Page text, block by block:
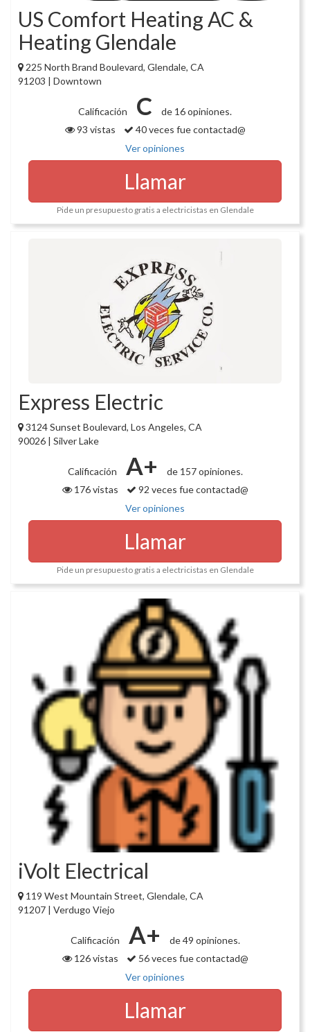
US Comfort Heating AC &
Heating Glendale
225 North Brand Boulevard, Glendale, CA
91203 | Downtown
Calificación C
de 16 opiniones.
93 vistas
40 veces fue contactad@
Ver opiniones
Llamar
Pide un presupuesto gratis a electricistas en Glendale
Express Electric
3124 Sunset Boulevard, Los Angeles, CA
90026 | Silver Lake
Calificación A+
de 157 opiniones.
176 vistas
92 veces fue contactad@
Ver opiniones
Llamar
Pide un presupuesto gratis a electricistas en Glendale
iVolt Electrical
119 West Mountain Street, Glendale, CA
91207 | Verdugo Viejo
Calificación A+
de 49 opiniones.
126 vistas
56 veces fue contactad@
Ver opiniones
Llamar